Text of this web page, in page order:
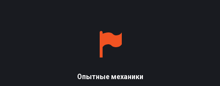
Опытные механики